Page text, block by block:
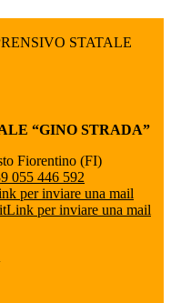
STATALE
“GINO STRADA”
Fiorentino (FI)
055 446 592
per inviare una mail
Link per inviare una mail